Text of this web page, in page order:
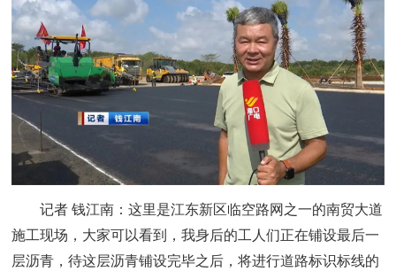
记者 钱江南：这里是江东新区临空路网之一的南贸大道
施工现场，大家可以看到，我身后的工人们正在铺设最后一
层沥青，待这层沥青铺设完毕之后，将进行道路标识标线的